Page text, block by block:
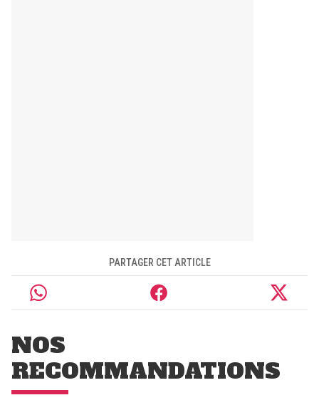
PARTAGER CET ARTICLE
NOS
RECOMMANDATIONS